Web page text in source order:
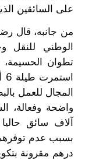
على السائقين
من جانبه، قال
الوطني للنقل
تطوان
المجال للعمل
درهم مقرونة